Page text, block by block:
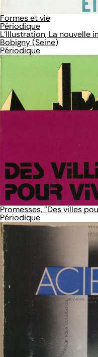
Formes et vie
Périodique
L'Illustration, La nouvelle
Bobigny (Seine)
Périodique
Promesses, "Des villes
Périodique